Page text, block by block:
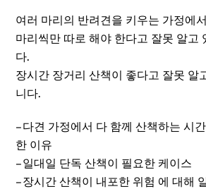
여러 마리의 반려견을 키우는 가정에
마리씩만 따로 해야 한다고 잘못 알고
다.
장시간 장거리 산책이 좋다고 잘못 알
니다.
– 다견 가정에서 다 함께 산책하는 시
한 이유
– 일대일 단독 산책이 필요한 케이스
– 장시간 산책이 내포한 위험 에 대해